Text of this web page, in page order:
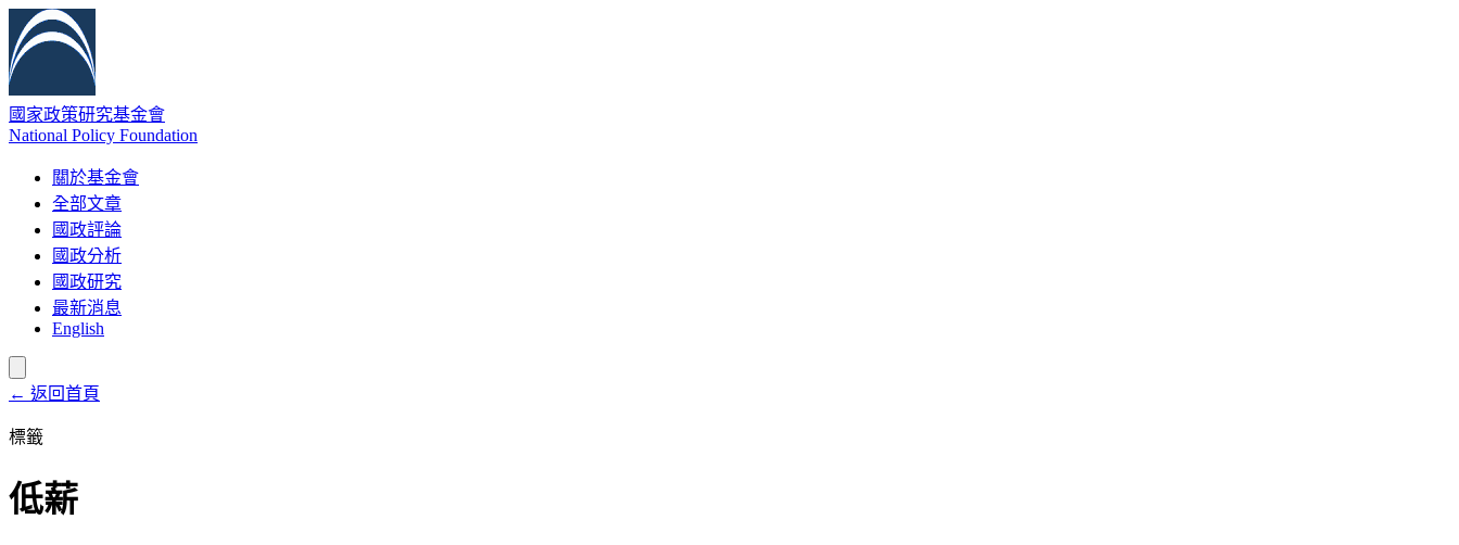
國家政策研究基金會
National Policy Foundation
關於基金會
全部文章
國政評論
國政分析
國政研究
最新消息
English
← 返回首頁
標籤
低薪